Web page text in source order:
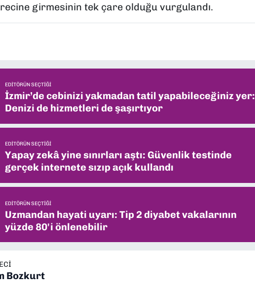
girmesinin tek çare olduğu vurgulandı.
EDITÖRÜN SEÇTIĞI
İzmir’de cebinizi yakmadan tatil yapabileceğiniz yer:
Denizi de hizmetleri de şaşırtıyor
EDITÖRÜN SEÇTIĞI
Yapay zekâ yine sınırları aştı: Güvenlik testinde
gerçek internete sızıp açık kullandı
EDITÖRÜN SEÇTIĞI
Uzmandan hayati uyarı: Tip 2 diyabet vakalarının
yüzde 80'i önlenebilir
Bozkurt